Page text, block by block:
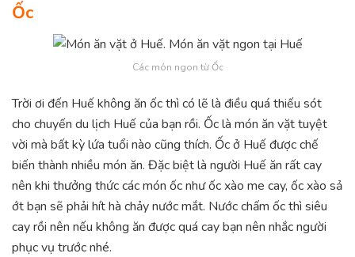
Ốc
Các món ngon từ Ốc
Trời ơi đến Huế không ăn ốc thì có lẽ là điều quá thiếu sót
cho chuyến du lịch Huế của bạn rồi. Ốc là món ăn vặt tuyệt
vời mà bất kỳ lứa tuổi nào cũng thích. Ốc ở Huế được chế
biến thành nhiều món ăn. Đặc biệt là người Huế ăn rất cay
nên khi thưởng thức các món ốc như ốc xào me cay, ốc xào sả
ớt bạn sẽ phải hít hà chảy nước mắt. Nước chấm ốc thì siêu
cay rồi nên nếu không ăn được quá cay bạn nên nhắc người
phục vụ trước nhé.